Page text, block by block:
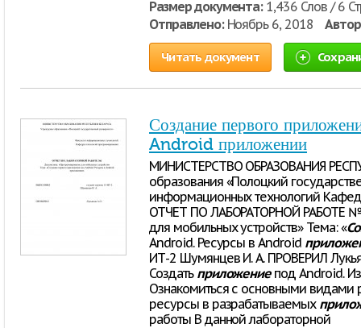
Размер документа:1,436 Слов / 6
Отправлено:Ноябрь 6, 2018
Читать документ
Создание первого
Android приложении
МИНИСТЕРСТВО ОБРАЗОВАНИЯ
образования «Полоцкий
информационных технологий
ОТЧЕТ ПО ЛАБОРАТОРНОЙ РАБОТЕ
для мобильных устройств» Тема: «
Android. Ресурсы в Android
ИТ-2 Шумянцев И. А. ПРОВЕРИЛ
Создать приложениепод Android.
Ознакомиться с основными видами
ресурсы в разрабатываемых
работы В данной лабораторной